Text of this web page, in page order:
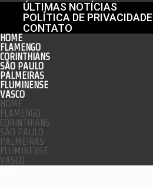
ÚLTIMAS NOTÍCIAS
POLÍTICA DE PRIVACIDADE
CONTATO
HOME
FLAMENGO
CORINTHIANS
SÃO PAULO
PALMEIRAS
FLUMINENSE
VASCO
HOME
FLAMENGO
CORINTHIANS
SÃO PAULO
PALMEIRAS
FLUMINENSE
VASCO